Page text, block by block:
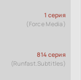
1 серия
(Force Media)
814 серия
(Runfast.Subtitles)